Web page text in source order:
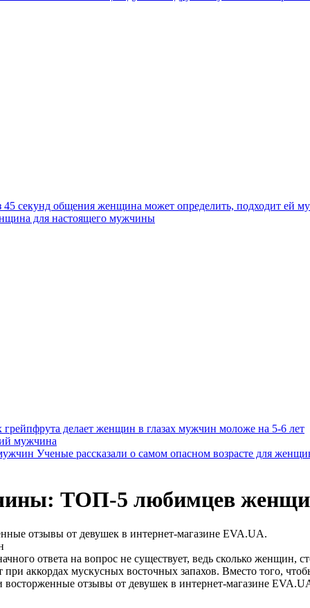
45 секунд общения женщина может определить, подходит ей
для настоящего мужчины
грейпфрута делает женщин в глазах мужчин моложе на 5-6 лет
мужчина
Ученые рассказали о самом опасном возрасте для
ТОП-5 любимцев
отзывы от девушек в интернет-магазине EVA.UA.
ответа на вопрос не существует, ведь сколько женщин,
аккордах мускусных восточных запахов. Вместо того,
отзывы от девушек в интернет-магазине